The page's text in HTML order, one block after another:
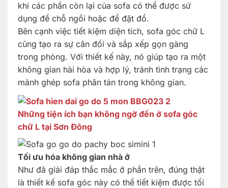
khi các phần còn lại của sofa có thể được sử
dụng để chỗ ngồi hoặc để đặt đồ.
Bên cạnh việc tiết kiệm diện tích, sofa góc chữ L
cũng tạo ra sự cân đối và sắp xếp gọn gàng
trong phòng. Với thiết kế này, nó giúp tạo ra một
không gian hài hòa và hợp lý, tránh tình trạng các
mảnh ghép sofa phân tán trong không gian.
Những tiện ích bạn không ngờ đến ở sofa góc
chữ L tại Sơn Đông
Tối ưu hóa không gian nhà ở
Như đã giải đáp thắc mắc ở phần trên, đúng thật
là thiết kế sofa góc này có thể tiết kiệm được tối